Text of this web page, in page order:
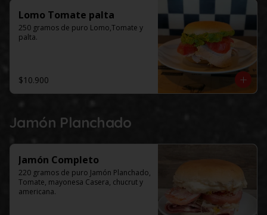
Lomo Tomate palta
250 gramos de puro Lomo,Tomate y
palta.
$10.900
Jamón Planchado
Jamón Completo
220 gramos de puro Jamón Planchado,
Tomate, mayonesa Casera, chucrut y
americana.